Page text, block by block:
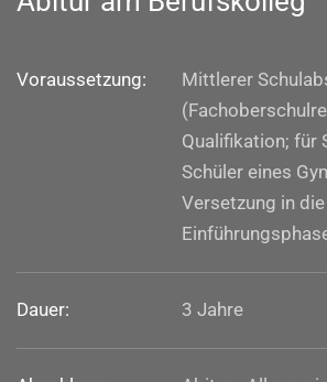
Voraussetzung:
Mittlerer
Qualifikation; für
Schüler eines
Versetzung in die
Dauer: 3 Jahre